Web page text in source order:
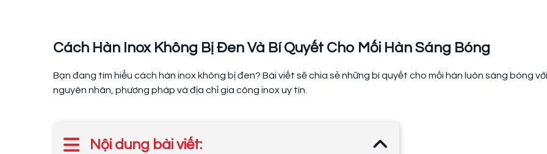
Cách Hàn Inox Không Bị Đen Và Bí Quyết Cho Mối Hàn Sáng Bóng
Bạn đang tìm hiểu cách hàn inox không bị đen? Bài viết sẽ chia sẻ những bí quyết cho mối hàn luôn sáng bóng với
nguyên nhân, phương pháp và địa chỉ gia công inox uy tín.
Nội dung bài viết: